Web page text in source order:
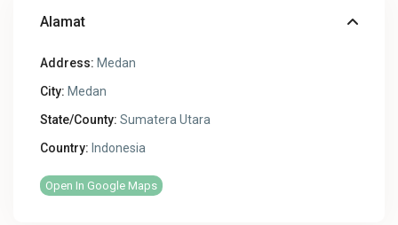
Alamat
Address: Medan
City: Medan
State/County: Sumatera Utara
Country: Indonesia
Open In Google Maps